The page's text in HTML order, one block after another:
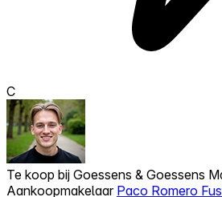
C
Te koop bij Goessens & Goessens
Aankoopmakelaar Paco Romero